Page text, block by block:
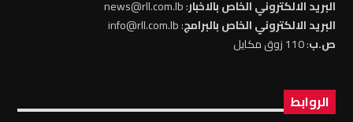
البريد الالكتروني الخاص بالاخبار: news@rll.com.lb
البريد الالكتروني الخاص بالبرامج: info@rll.com.lb
ص.ب: 110 زوق مكايل
الروابط